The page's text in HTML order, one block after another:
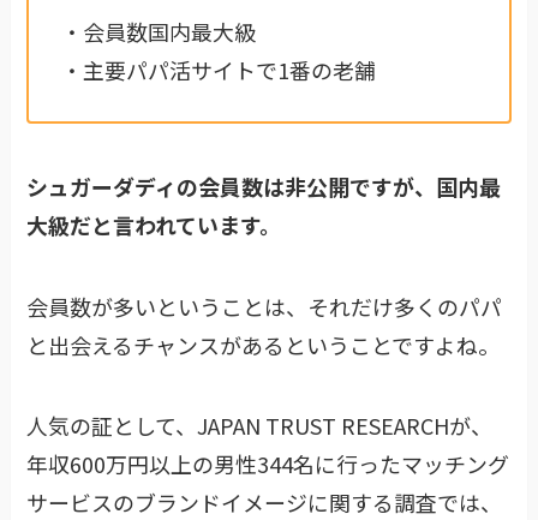
・会員数国内最大級
・主要パパ活サイトで1番の老舗
シュガーダディの会員数は非公開ですが、 国内最
大級だと言われています。
会員数が多いということは、それだけ多くのパパ
と出会えるチャンスがあるということですよね。
人気の証として、JAPAN TRUST RESEARCHが、
年収600万円以上の男性344名に行ったマッチング
サービスのブランドイメージに関する調査では、